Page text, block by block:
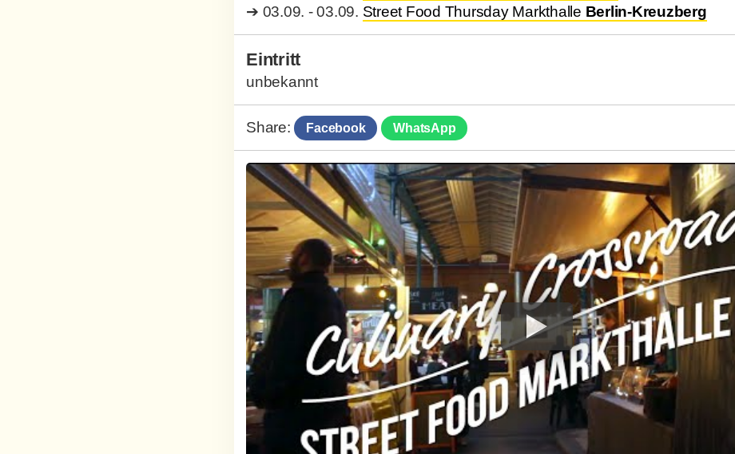
➔ 03.09. - 03.09. Street Food Thursday Markthalle Berlin-Kreuzberg
Eintritt
unbekannt
Share: Facebook WhatsApp